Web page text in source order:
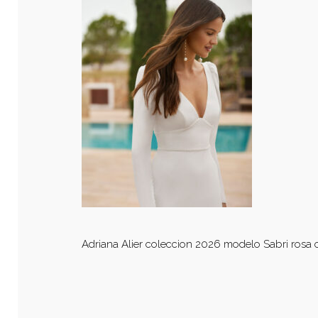
Adriana Alier coleccion 2026 modelo Sabri rosa